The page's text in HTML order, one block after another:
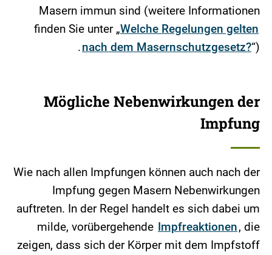
Masern immun sind (weitere Informationen
finden Sie unter „Welche Regelungen gelten
nach dem Masernschutzgesetz?“).
Mögliche Nebenwirkungen der
Impfung
Wie nach allen Impfungen können auch nach der
Impfung gegen Masern Nebenwirkungen
auftreten. In der Regel handelt es sich dabei um
milde, vorübergehende Impfreaktionen, die
zeigen, dass sich der Körper mit dem Impfstoff